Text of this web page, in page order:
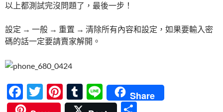
以上都測試完沒問題了，最後一步！
設定 → 一般 → 重置 → 清除所有內容和設定，如果要輸入密
碼的話一定要請賣家解開。
F
ac
T
w
Pi
nt
T
u
Li
n
Share